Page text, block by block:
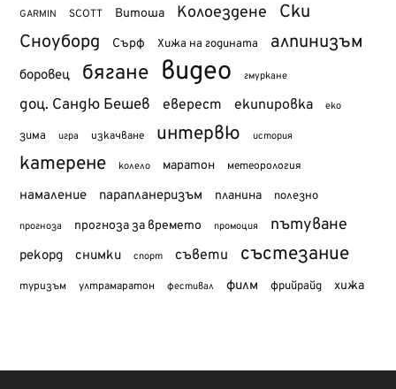
GARMIN SCOTT Витоша Колоездене Ски
Сноуборд Сърф Хижа на годината алпинизъм
боровец бягане видео гмуркане
доц. Сандю Бешев еверест екипировка еко
зима игра изкачване интервю история
катерене колело маратон метеорология
намаление парапланеризъм планина полезно
прогноза прогноза за времето промоция пътуване
рекорд снимки спорт съвети състезание
туризъм ултрамаратон фестивал филм фрийрайд хижа